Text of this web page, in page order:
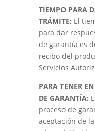
TIEMPO PARA
TRÁMITE: El
para dar
de garantía es
recibo del
Servicios
PARA TENER
DE GARANTÍA:
proceso de
aceptación de